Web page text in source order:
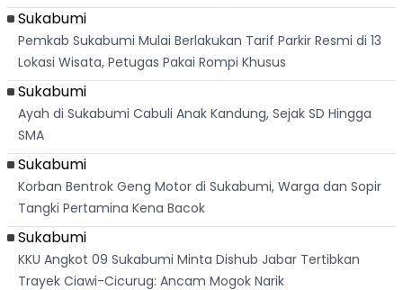
Sukabumi
Pemkab Sukabumi Mulai Berlakukan Tarif Parkir Resmi di 13
Lokasi Wisata, Petugas Pakai Rompi Khusus
Sukabumi
Ayah di Sukabumi Cabuli Anak Kandung, Sejak SD Hingga
SMA
Sukabumi
Korban Bentrok Geng Motor di Sukabumi, Warga dan Sopir
Tangki Pertamina Kena Bacok
Sukabumi
KKU Angkot 09 Sukabumi Minta Dishub Jabar Tertibkan
Trayek Ciawi-Cicurug: Ancam Mogok Narik